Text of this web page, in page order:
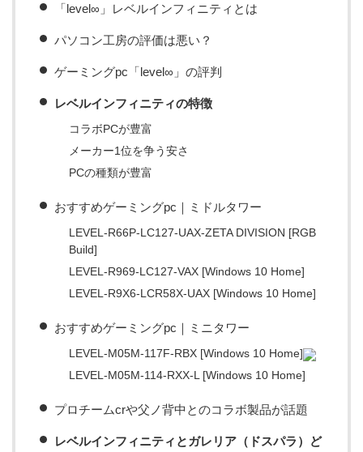
「level∞」レベルインフィニティとは
パソコン工房の評価は悪い？
ゲーミングpc「level∞」の評判
レベルインフィニティの特徴
コラボPCが豊富
メーカー1位を争う安さ
PCの種類が豊富
おすすめゲーミングpc｜ミドルタワー
LEVEL-R66P-LC127-UAX-ZETA DIVISION [RGB
Build]
LEVEL-R969-LC127-VAX [Windows 10 Home]
LEVEL-R9X6-LCR58X-UAX [Windows 10 Home]
おすすめゲーミングpc｜ミニタワー
LEVEL-M05M-117F-RBX [Windows 10 Home]
LEVEL-M05M-114-RXX-L [Windows 10 Home]
プロチームcrや父ノ背中とのコラボ製品が話題
レベルインフィニティとガレリア（ドスパラ）ど